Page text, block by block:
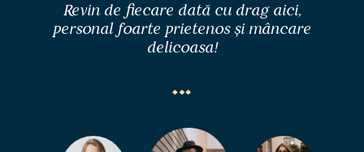
Revin de fiecare dată cu drag aici,
personal foarte prietenos și mâncare
delicoasa!
Cu desavarsire cel mai bun antricot de
vita din Bucuresti, Recomand!
Locul perfect pentru a- ți începe ziua
cu brio.
Un loc minunat pentru orice eveniment
special